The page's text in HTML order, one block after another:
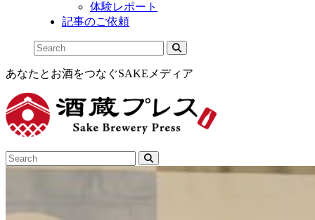
体験レポート
記事のご依頼
あなたとお酒をつなぐSAKEメディア